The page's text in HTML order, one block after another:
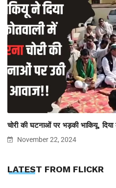
चोरी की घटनाओं पर भड़की भाकियू, दिया
November 22, 2024
LATEST FROM FLICKR